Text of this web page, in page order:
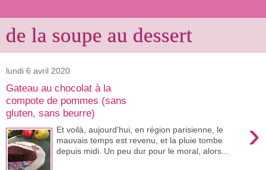
de la soupe au dessert
lundi 6 avril 2020
Gateau au chocolat à la
compote de pommes (sans
gluten, sans beurre)
›
Et voilà, aujourd'hui, en région parisienne, le
mauvais temps est revenu, et la pluie tombe
depuis midi. Un peu dur pour le moral, alors...